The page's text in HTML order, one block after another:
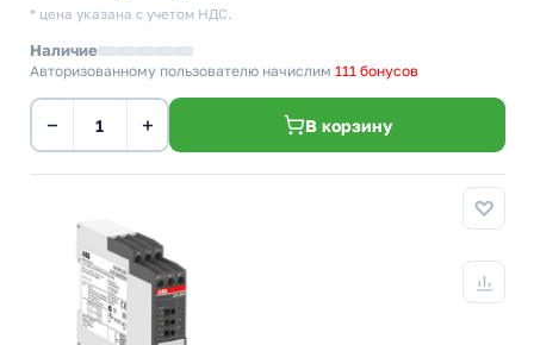
* цена указана с учетом НДС.
Наличие
Авторизованному пользователю начислим 111 бонусов
− + В корзину